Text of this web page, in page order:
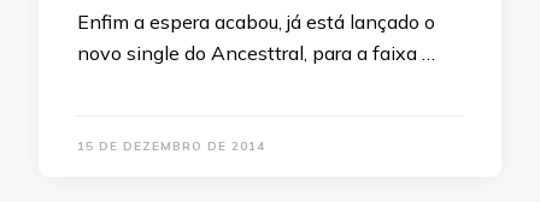
Enfim a espera acabou, já está lançado o
novo single do Ancesttral, para a faixa …
15 DE DEZEMBRO DE 2014